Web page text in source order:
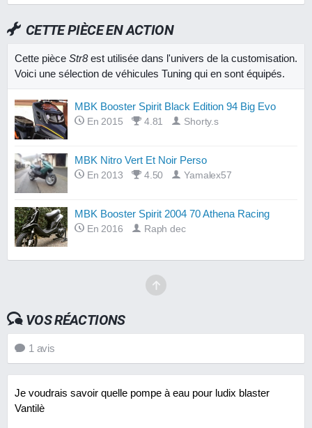
CETTE PIÈCE EN ACTION
Cette pièce Str8est utilisée dans l'univers de la customisation.
Voici une sélection de véhicules Tuning qui en sont équipés.
MBK Booster Spirit Black Edition 94 Big Evo
En 2015 4.81 Shorty.s
MBK Nitro Vert Et Noir Perso
En 2013 4.50 Yamalex57
MBK Booster Spirit 2004 70 Athena Racing
En 2016 Raph dec
VOS RÉACTIONS
1 avis
Je voudrais savoir quelle pompe à eau pour ludix blaster
Vantilè